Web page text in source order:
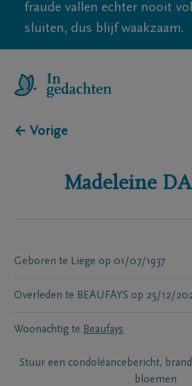
fraude vallen echter nooit
sluiten, dus blijf waakzaam.
← Vorige
Madeleine
Geboren te Liege op 01/07/1937
Overleden te BEAUFAYS op 25/12/
Woonachtig te Beaufays
Stuur een condoléancebericht,
bloemen